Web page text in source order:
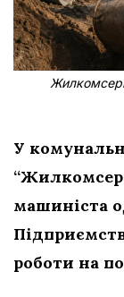
У
машиніста
роботи на